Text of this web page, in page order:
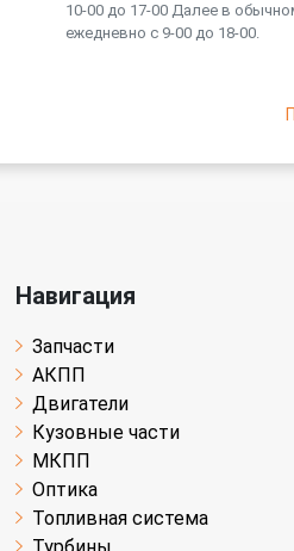
10-00 до 17-00 Далее в
ежедневно с 9-00 до 18-00.
Навигация
Запчасти
АКПП
Двигатели
Кузовные части
МКПП
Оптика
Топливная система